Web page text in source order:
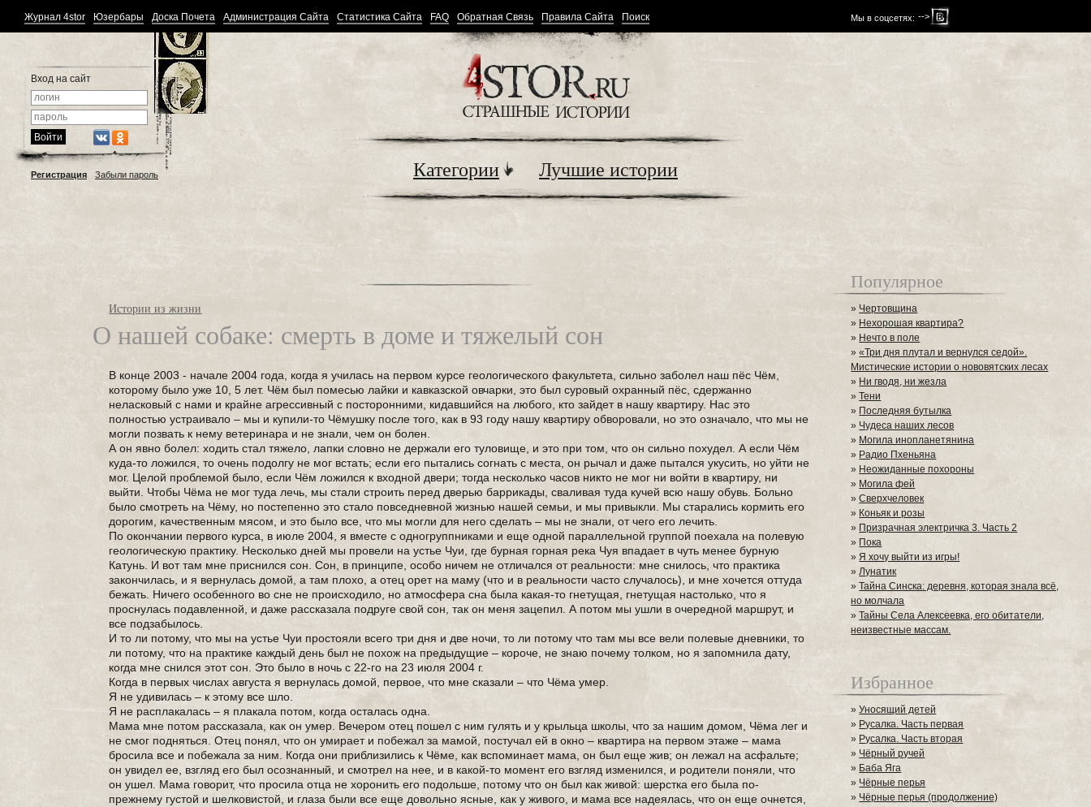
Мы в соцсетях: -->
Журнал 4stor Юзербары Доска Почета Администрация Сайта Статистика Сайта FAQ Обратная Связь Правила Сайта Поиск
Вход на сайт
Регистрация Забыли пароль Категории Лучшие истории
Истории из жизни
О нашей собаке: смерть в доме и тяжелый сон
В конце 2003 - начале 2004 года, когда я училась на первом курсе геологического факультета, сильно заболел наш пёс Чём,
которому было уже 10, 5 лет. Чём был помесью лайки и кавказской овчарки, это был суровый охранный пёс, сдержанно
неласковый с нами и крайне агрессивный с посторонними, кидавшийся на любого, кто зайдет в нашу квартиру. Нас это
полностью устраивало – мы и купили-то Чёмушку после того, как в 93 году нашу квартиру обворовали, но это означало, что мы не
могли позвать к нему ветеринара и не знали, чем он болен.
А он явно болел: ходить стал тяжело, лапки словно не держали его туловище, и это при том, что он сильно похудел. А если Чём
куда-то ложился, то очень подолгу не мог встать; если его пытались согнать с места, он рычал и даже пытался укусить, но уйти не
мог. Целой проблемой было, если Чём ложился к входной двери; тогда несколько часов никто не мог ни войти в квартиру, ни
выйти. Чтобы Чёма не мог туда лечь, мы стали строить перед дверью баррикады, сваливая туда кучей всю нашу обувь. Больно
было смотреть на Чёму, но постепенно это стало повседневной жизнью нашей семьи, и мы привыкли. Мы старались кормить его
дорогим, качественным мясом, и это было все, что мы могли для него сделать – мы не знали, от чего его лечить.
По окончании первого курса, в июле 2004, я вместе с одногруппниками и еще одной параллельной группой поехала на полевую
геологическую практику. Несколько дней мы провели на устье Чуи, где бурная горная река Чуя впадает в чуть менее бурную
Катунь. И вот там мне приснился сон. Сон, в принципе, особо ничем не отличался от реальности: мне снилось, что практика
закончилась, и я вернулась домой, а там плохо, а отец орет на маму (что и в реальности часто случалось), и мне хочется оттуда
бежать. Ничего особенного во сне не происходило, но атмосфера сна была какая-то гнетущая, гнетущая настолько, что я
проснулась подавленной, и даже рассказала подруге свой сон, так он меня зацепил. А потом мы ушли в очередной маршрут, и
все подзабылось.
И то ли потому, что мы на устье Чуи простояли всего три дня и две ночи, то ли потому что там мы все вели полевые дневники, то
ли потому, что на практике каждый день был не похож на предыдущие – короче, не знаю почему толком, но я запомнила дату,
когда мне снился этот сон. Это было в ночь с 22-го на 23 июля 2004 г.
Когда в первых числах августа я вернулась домой, первое, что мне сказали – что Чёма умер.
Я не удивилась – к этому все шло.
Я не расплакалась – я плакала потом, когда осталась одна.
Мама мне потом рассказала, как он умер. Вечером отец пошел с ним гулять и у крыльца школы, что за нашим домом, Чёма лег и
не смог подняться. Отец понял, что он умирает и побежал за мамой, постучал ей в окно – квартира на первом этаже – мама
бросила все и побежала за ним. Когда они приблизились к Чёме, как вспоминает мама, он был еще жив; он лежал на асфальте;
он увидел ее, взгляд его был осознанный, и смотрел на нее, и в какой-то момент его взгляд изменился, и родители поняли, что
он ушел. Мама говорит, что просила отца не хоронить его подольше, потому что он был как живой: шерстка его была по-
прежнему густой и шелковистой, и глаза были все еще довольно ясные, как у живого, и мама все надеялась, что он еще очнется,
Популярное
» Чертовщина
» Нехорошая квартира?
» Нечто в поле
»«Три дня плутал и вернулся седой».
Мистические истории о нововятских лесах
» Ни гводя, ни жезла
»Тени
» Последняя бутылка
» Чудеса наших лесов
» Могила инопланетянина
» Радио Пхеньяна
» Неожиданные похороны
» Могила фей
»Сверхчеловек
» Коньяк и розы
» Призрачная электричка 3. Часть 2
» Пока
»Я хочу выйти из игры!
»Лунатик
»Тайна Синска: деревня, которая знала всё,
но молчала
»Тайны Села Алексеевка, его обитатели,
неизвестные массам.
Избранное
»Уносящий детей
» Русалка. Часть первая
» Русалка. Часть вторая
» Чёрный ручей
» Баба Яга
»Чёрные перья
» Чёрные перья (продолжение)